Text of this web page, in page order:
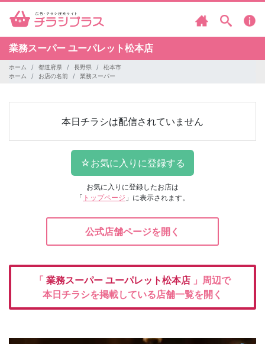
業務スーパー ユーパレット松本店
ホーム 都道府県 長野県
松本市
ホーム
お店の名前 業務スーパー
本日チラシは配信されていません
お気に入りに登録したお店は
「 トップページ 」に表示されます。
公式店舗ページを開く
「 業務スーパー ユーパレット松本店 」周辺で
本日チラシを掲載している店舗一覧を開く